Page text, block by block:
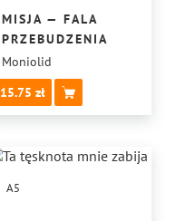
MISJA — FALA
PRZEBUDZENIA
Moniolid
15.75
A5